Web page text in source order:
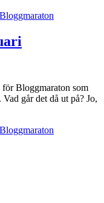
Bloggmaraton
Bloggmaraton som
går det då ut på? Jo,
Bloggmaraton